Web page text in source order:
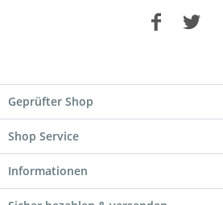
Geprüfter Shop
Shop Service
Informationen